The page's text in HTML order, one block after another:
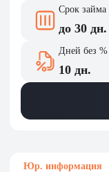
Срок займа
до 30 дн.
Дней без %
10 дн.
Юр. информация